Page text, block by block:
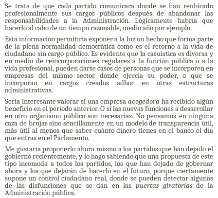
Se trata de que cada partido comunicara donde se han reubicado
profesionalmente sus cargos públicos después de abandonar las
responsabilidades a la Administración. Lógicamente habría que
hacerlo al cabo de un tiempo razonable, medio año por ejemplo.
Esta información permitiría exponer a la luz un hecho que forma parte
de la plena normalidad democrática como es el retorno a la vida de
ciudadano sin cargo público. Es evidente que la casuística es diversa y
en medio de reincorporaciones regulares a la función pública o a la
vida profesional, pueden darse casos de personas que se incorporen en
empresas del mismo sector donde ejercía su poder, o que se
incorporan en cargos creados adhoc en otras estructuras
administrativas.
Sería interesante valorar si una empresa acogedora ha recibido algún
beneficio en el periodo anterior.O si las nuevas funciones a desarrollar
en otro organismo público son necesarias. No pensamos en ninguna
caza de brujas sino sencillamente en un modelo de transparencia útil,
más útil al menos que saber cuánto dinero tienes en el banco el día
que entras en el Parlamento.
Me gustaría proponerlo ahora mismo a los partidos que han dejado el
gobierno recientemente, y lo hago sabiendo que una propuesta de este
tipo incomoda a todos los partidos, los que han dejado de gobernar
ahora y los que dejarán de hacerlo en el futuro, porque ciertamente
supone un control ciudadano real, donde se pueden detectar algunas
de las disfunciones que se dan en laspuertas giratoriasde la
Administración pública.